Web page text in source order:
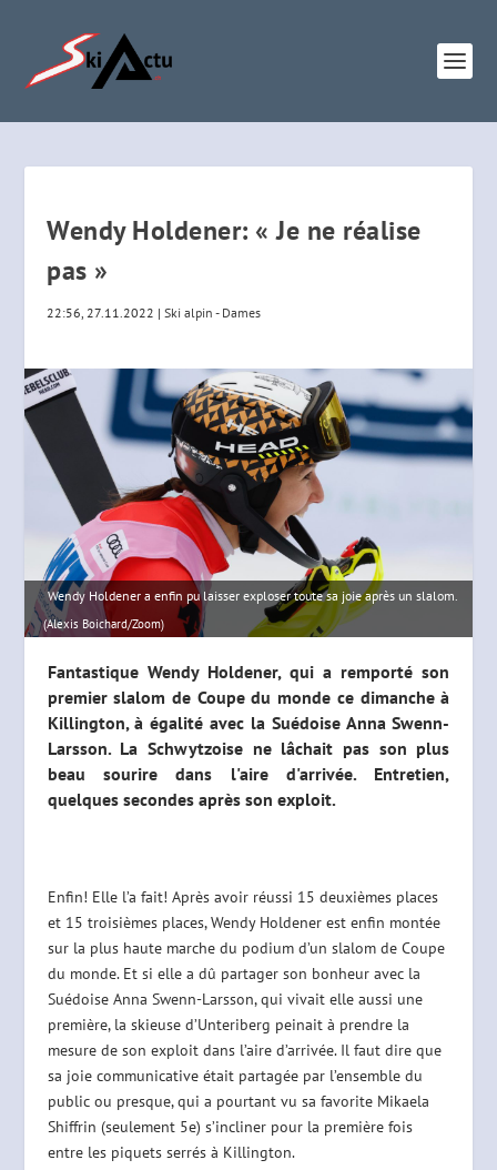
Wendy Holdener: « Je ne réalise
pas »
22:56, 27.11.2022 |Ski alpin - Dames
Wendy Holdener a enfin pu laisser exploser toute sa joie après un slalom.
(Alexis Boichard/Zoom)
Fantastique Wendy Holdener, qui a remporté son
premier slalom de Coupe du monde ce dimanche à
Killington, à égalité avec la Suédoise Anna Swenn-
Larsson. La Schwytzoise ne lâchait pas son plus
beau sourire dans l'aire d'arrivée. Entretien,
quelques secondes après son exploit.
Enfin! Elle l’a fait! Après avoir réussi 15 deuxièmes places
et 15 troisièmes places, Wendy Holdener est enfin montée
sur la plus haute marche du podium d’un slalom de Coupe
du monde. Et si elle a dû partager son bonheur avec la
Suédoise Anna Swenn-Larsson, qui vivait elle aussi une
première, la skieuse d’Unteriberg peinait à prendre la
mesure de son exploit dans l’aire d’arrivée. Il faut dire que
sa joie communicative était partagée par l’ensemble du
public ou presque, qui a pourtant vu sa favorite Mikaela
Shiffrin (seulement 5e) s’incliner pour la première fois
entre les piquets serrés à Killington.